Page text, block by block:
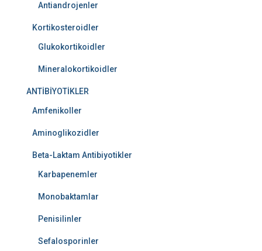
Antiandrojenler
Kortikosteroidler
Glukokortikoidler
Mineralokortikoidler
ANTİBİYOTİKLER
Amfenikoller
Aminoglikozidler
Beta-Laktam Antibiyotikler
Karbapenemler
Monobaktamlar
Penisilinler
Sefalosporinler